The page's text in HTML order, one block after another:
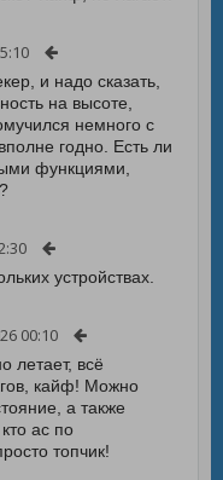
и надо сказать,
на высоте,
немного с
годно. Есть ли
функциями,
устройствах.
00:10
летает, всё
кайф! Можно
а также
ас по
топчик!